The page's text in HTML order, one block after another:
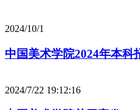
2024/10/1
中国美术学院2024年本
2024/7/22 19:12:16